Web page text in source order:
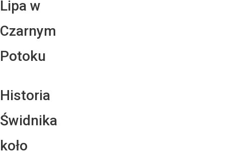
Lipa w
Czarnym
Potoku
Historia
Świdnika
koło